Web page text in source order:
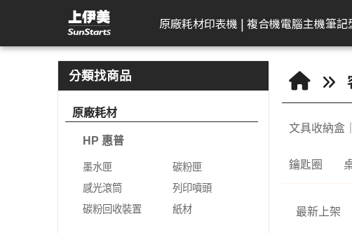
筆記與便條書籤 | 上伊美辦公用品網
原廠耗材
感光滾筒
列印噴頭
Brother
墨水
墨水匣
碳粉匣
標籤帶
印表機 | 複合機
HP 惠普
DeskJet
Color Laser
Color LaserJet Pro
Color LaserJet
Enterprise
Brother 兄弟
彩色雷射印表機/
機
熱感應印表機/複合
電腦主機
工作站繪圖卡
HP 惠普
Leadtek 麗臺
Lenovo 聯想
ASUS 華碩
迷你電
ECS
ACER
MSI
筆記
gram
gram Pro
gram 2in1
Logitech 羅技
投
Kodak 柯達
掃描器
Epson 愛普
標籤機
文件掃描器
相片掃描器
AIMO 愛墨
DELL 戴爾
一般顯示器
曲面顯示器
遊戲專用顯示器
AeroTouch 富動
互動式顯示器
APACER 宇瞻
隨身碟
記憶卡
行動硬碟
SSD固態硬碟
TEAM
記憶體
記憶卡
內接固
D-Link 友訊
無網管型網路交換器
網管型交換器
10G網路交換器
智慧型無線網路基地台
智慧型網路交換器
Zyxel 兆勤
次世代防火牆
VPN防火牆
乙太網路交換器
5G NR / 4G LTE 路由
分類找商品
原廠耗材
HP 惠普
墨水匣
碳粉匣
感光滾筒
列印噴頭
碳粉回收裝置
紙材
文具收納盒
鑰匙圈
最新上架